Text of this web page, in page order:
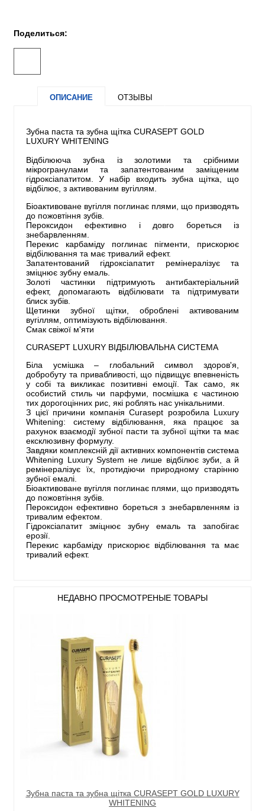
Поделиться:
ОПИСАНИЕ ОТЗЫВЫ
Зубна паста та зубна щітка CURASEPT GOLD
LUXURY WHITENING
Відбілююча зубна із золотими та срібними
мікрогранулами та запатентованим заміщеним
гідроксіапатитом. У набір входить зубна щітка, що
відбілює, з активованим вугіллям.
Біоактивоване вугілля поглинає плями, що призводять
до пожовтіння зубів.
Пероксидон ефективно і довго бореться із
знебарвленням.
Перекис карбаміду поглинає пігменти, прискорює
відбілювання та має тривалий ефект.
Запатентований гідроксіапатит ремінералізує та
зміцнює зубну емаль.
Золоті частинки підтримують антибактеріальний
ефект, допомагають відбілювати та підтримувати
блиск зубів.
Щетинки зубної щітки, оброблені активованим
вугіллям, оптимізують відбілювання.
Смак свіжої м'яти
CURASEPT LUXURY ВІДБІЛЮВАЛЬНА СИСТЕМА
Біла усмішка – глобальний символ здоров'я,
добробуту та привабливості, що підвищує впевненість
у собі та викликає позитивні емоції. Так само, як
особистий стиль чи парфуми, посмішка є частиною
тих дорогоцінних рис, які роблять нас унікальними.
З цієї причини компанія Curasept розробила Luxury
Whitening: систему відбілювання, яка працює за
рахунок взаємодії зубної пасти та зубної щітки та має
ексклюзивну формулу.
Завдяки комплексній дії активних компонентів система
Whitening Luxury System не лише відбілює зуби, а й
ремінералізує їх, протидіючи природному старінню
зубної емалі.
Біоактивоване вугілля поглинає плями, що призводять
до пожовтіння зубів.
Пероксидон ефективно бореться з знебарвленням із
тривалим ефектом.
Гідроксіапатит зміцнює зубну емаль та запобігає
ерозії.
Перекис карбаміду прискорює відбілювання та має
тривалий ефект.
НЕДАВНО ПРОСМОТРЕНЫЕ ТОВАРЫ
Зубна паста та зубна щітка CURASEPT GOLD LUXURY
WHITENING